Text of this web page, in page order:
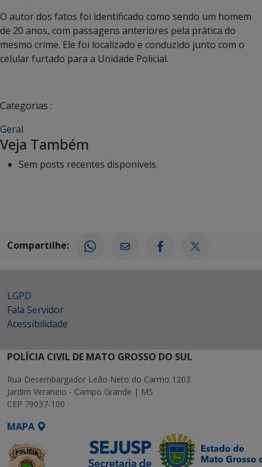
O autor dos fatos foi identificado como sendo um homem
de 20 anos, com passagens anteriores pela prática do
mesmo crime. Ele foi localizado e conduzido junto com o
celular furtado para a Unidade Policial.
Categorias :
Geral
Veja Também
Sem posts recentes disponíveis.
Compartilhe:
LGPD
Fala Servidor
Acessibilidade
POLÍCIA CIVIL DE MATO GROSSO DO SUL
Rua Desembargador Leão Neto do Carmo 1203
Jardim Veraneio - Campo Grande | MS
CEP 79037-100
MAPA